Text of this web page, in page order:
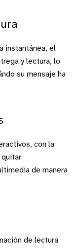
instantánea, el
y lectura, lo
su mensaje ha
con la
quitar
de manera
de lectura